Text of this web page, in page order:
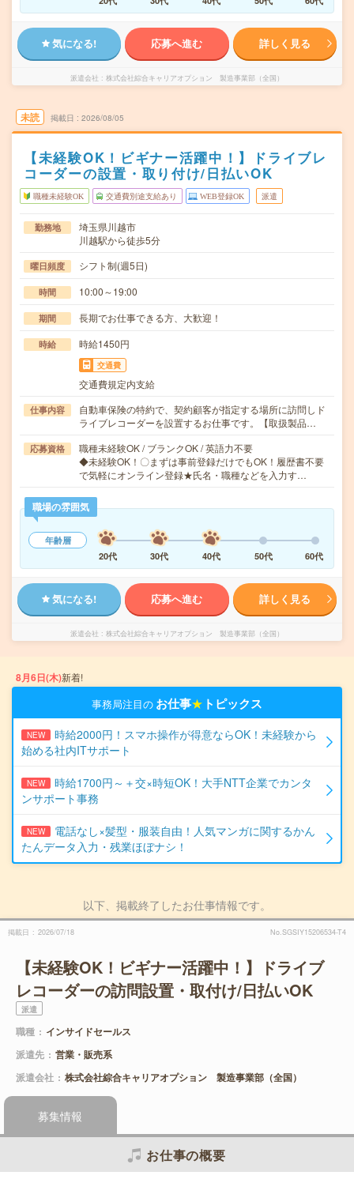
気になる! 応募へ進む 詳しく見る
派遣会社 株式会社綜合キャリアオプション 製造事業部（全国）
未読 掲載日 2026/08/05
【未経験OK！ビギナー活躍中！】ドライブレ
コーダーの設置・取り付け/日払いOK
職種未経験OK 交通費別途支給あり WEB登録OK 派遣
勤務地
埼玉県川越市
川越駅から徒歩5分
曜日頻度 シフト制(週5日)
時間 10:00～19:00
期間 長期でお仕事できる方、大歓迎！
時給 時給1450円
交通費
交通費規定内支給
仕事内容
自動車保険の特約で、契約顧客が指定する場所に訪問しド
ライブレコーダーを設置するお仕事です。【取扱製品…
応募資格
職種未経験OK / ブランクOK / 英語力不要
◆未経験OK！〇まずは事前登録だけでもOK！履歴書不要
で気軽にオンライン登録★氏名・職種などを入力す…
職場の雰囲気
年齢層
20代
30代 40代 50代 60代
気になる! 応募へ進む 詳しく見る
派遣会社 株式会社綜合キャリアオプション 製造事業部（全国）
8月6日(木)新着!
事務局注目の お仕事★ トピックス
NEW
時給2000円！スマホ操作が得意ならOK！未経験から
始める社内ITサポート
NEW
時給1700円～＋交×時短OK！大手NTT企業でカンタ
ンサポート事務
NEW
電話なし×髪型・服装自由！人気マンガに関するかん
たんデータ入力・残業ほぼナシ！
以下、掲載終了したお仕事情報です。
掲載日 2026/07/18 No.SGSIY15206534-T4
【未経験OK！ビギナー活躍中！】ドライブ
レコーダーの訪問設置・取付け/日払いOK
派遣
職種
インサイドセールス
派遣先
営業・販売系
派遣会社
株式会社綜合キャリアオプション 製造事業部（全国）
募集情報
お仕事の概要